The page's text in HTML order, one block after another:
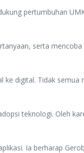
pertumbuhan
serta
digital. Tidak
teknologi. Oleh
Ia berharap